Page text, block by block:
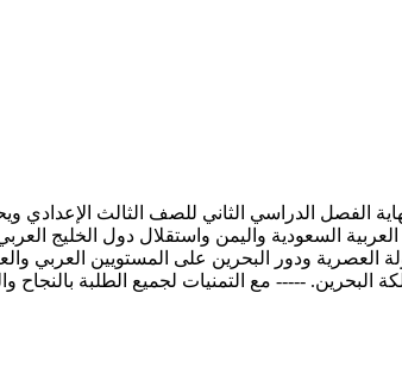
الفصل الدراسي الثاني للصف الثالث الإعدادي